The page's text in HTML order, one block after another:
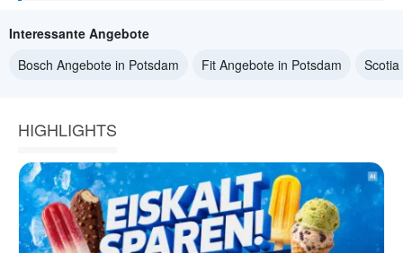
Interessante Angebote
Bosch Angebote in Potsdam
Fit Angebote in Potsdam
HIGHLIGHTS